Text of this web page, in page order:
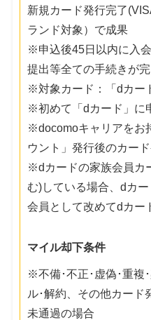
新規カード発行完了
ランド対象）で成果
※申込後45日以内に入
提出等全ての手続きが
※対象カード：「dカー
※初めて「dカード」に
※docomoキャリアをお
ウント」発行後のカー
※dカードの家族会員カ
む)している場合、dカ
会員として改めてdカー
マイル却下条件
※不備･不正･虚偽･重複
ル･解約、その他カード
未通過の場合